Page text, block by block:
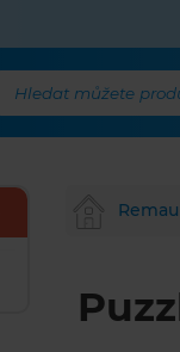
Hledat můžete